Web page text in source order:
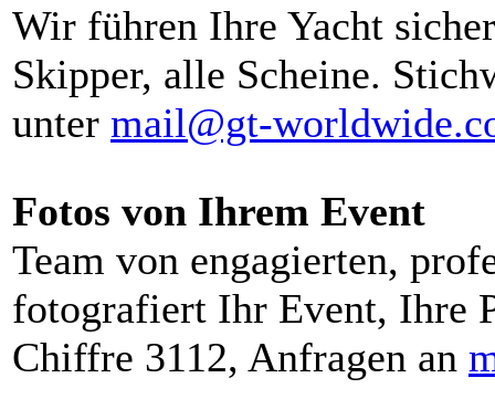
Wir führen Ihre Yacht
Skipper, alle Scheine.
unter mail@gt-
Fotos von Ihrem Event
Team von engagierten,
fotografiert Ihr Event, Ihre
Chiffre 3112, Anfragen an